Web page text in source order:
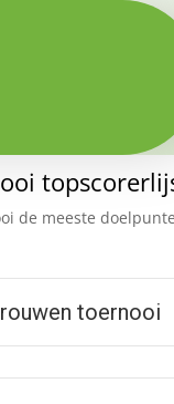
de meeste
toernooi